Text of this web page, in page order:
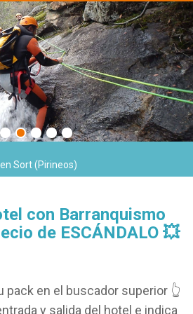
Sort (Pirineos)
con Barranquismo
de ESCÁNDALO 💥
pack en el buscador superior 👆
y salida del hotel e indica